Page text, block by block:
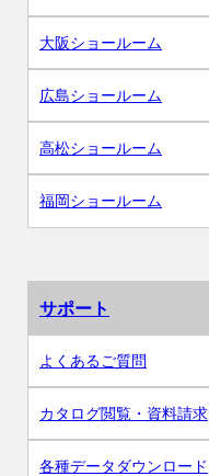
大阪ショールーム
広島ショールーム
高松ショールーム
福岡ショールーム
サポート
よくあるご質問
カタログ閲覧・資料請求
各種データダウンロード